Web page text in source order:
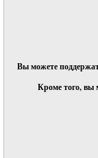
Вы можете
Кроме того, вы